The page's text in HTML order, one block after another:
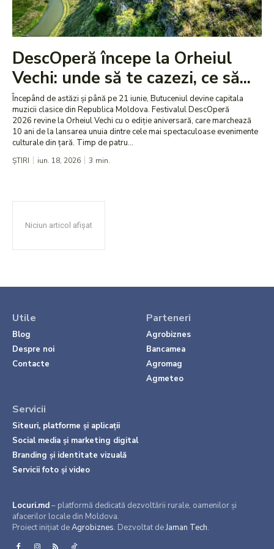
DescOperă începe la Orheiul
Vechi: unde să te cazezi, ce să...
Începând de astăzi și până pe 21 iunie, Butuceniul devine capitala
muzicii clasice din Republica Moldova. Festivalul DescOperă
2026 revine la Orheiul Vechi cu o ediție aniversară, care marchează
10 ani de la lansarea unuia dintre cele mai spectaculoase evenimente
culturale din țară. Timp de patru...
ȘTIRI iun. 18, 2026 3 min.
Niciun articol afișat
Utile
Blog
Despre noi
Contacte
Parteneri
Agrobiznes
Bancamea
Agromag
Agmeteo
Servicii
Siteuri, platforme și aplicații
Social media și marketing digital
Branding și identitate vizuală
Servicii foto și video
Locuri.md– platformă dedicată dezvoltării rurale, oamenilor și
afacerilor locale din Moldova.
Proiect inițiat deAgrobiznes. Dezvoltat deJaman Tech.